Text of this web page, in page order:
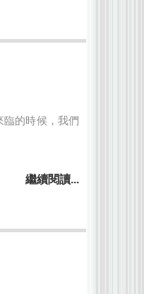
臨的時候，我們
繼續閱讀...